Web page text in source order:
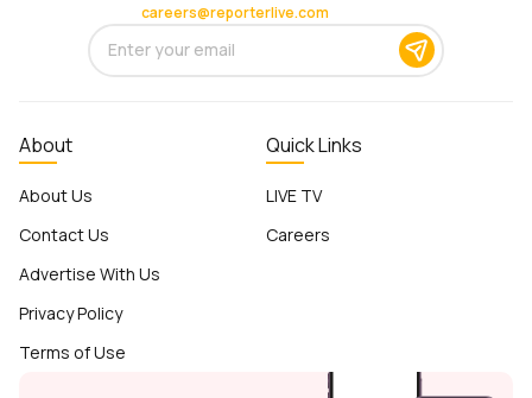
careers@reporterlive.com
About
About Us
Contact Us
Advertise With Us
Privacy Policy
Terms of Use
Quick Links
LIVE TV
Careers